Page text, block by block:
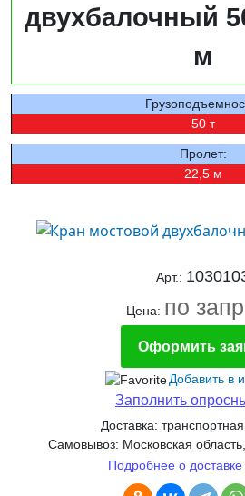
двухбалочный
м
50 т
Пролет:
22,5 м
Арт.:
Цена: по
Оформить
Добавить в
Заполнить
Доставка:
Самовывоз: Московская
Подробнее о